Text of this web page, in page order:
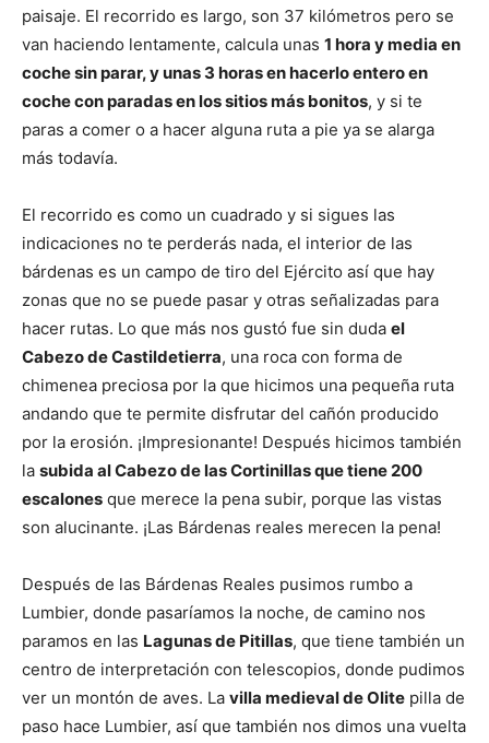
paisaje. El recorrido es largo, son 37 kilómetros pero se
van haciendo lentamente, calcula unas 1 hora y media en
coche sin parar, y unas 3 horas en hacerlo entero en
coche con paradas en los sitios más bonitos, y si te
paras a comer o a hacer alguna ruta a pie ya se alarga
más todavía.
El recorrido es como un cuadrado y si sigues las
indicaciones no te perderás nada, el interior de las
bárdenas es un campo de tiro del Ejército así que hay
zonas que no se puede pasar y otras señalizadas para
hacer rutas. Lo que más nos gustó fue sin duda el
Cabezo de Castildetierra, una roca con forma de
chimenea preciosa por la que hicimos una pequeña ruta
andando que te permite disfrutar del cañón producido
por la erosión. ¡Impresionante! Después hicimos también
la subida al Cabezo de las Cortinillas que tiene 200
escalones que merece la pena subir, porque las vistas
son alucinante. ¡Las Bárdenas reales merecen la pena!
Después de las Bárdenas Reales pusimos rumbo a
Lumbier, donde pasaríamos la noche, de camino nos
paramos en las Lagunas de Pitillas, que tiene también un
centro de interpretación con telescopios, donde pudimos
ver un montón de aves. La villa medieval de Olite pilla de
paso hace Lumbier, así que también nos dimos una vuelta